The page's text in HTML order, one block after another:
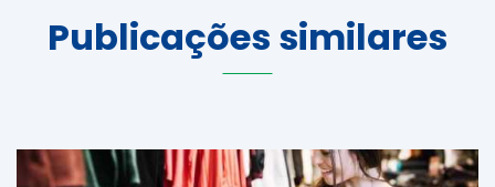
Publicações similares